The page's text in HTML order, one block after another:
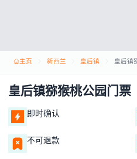
主页 新西兰 皇后镇
皇后镇猕猴桃公园门票
即时确认
不可退款